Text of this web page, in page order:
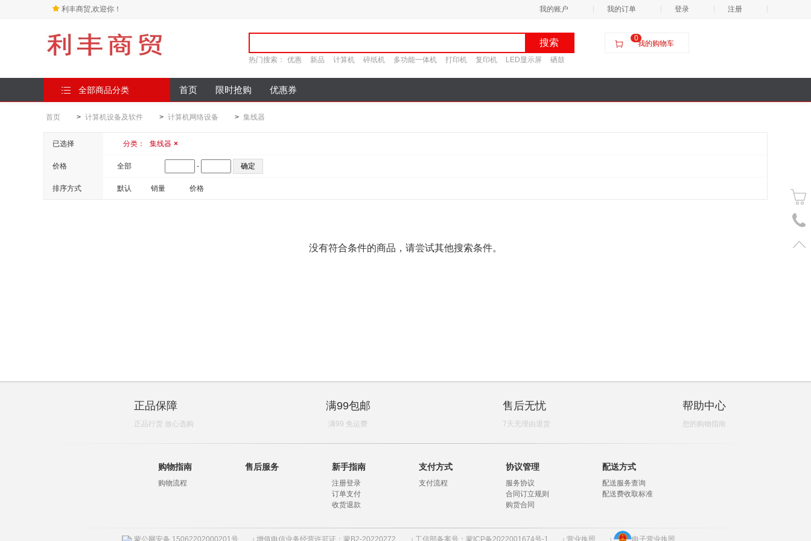
利丰商贸,欢迎你！ 我的账户 我的订单 登录 注册
热门搜索： 优惠 新品 计算机 碎纸机 多功能一体机 打印机 复印机 LED显示屏 硒鼓
我的购物车
0
全部商品分类 首页 限时抢购 优惠券
首页 > 计算机设备及软件 > 计算机网络设备 > 集线器
已选择 分类： 集线器 ×
价格 全部 -
排序方式 默认 销量 价格
没有符合条件的商品，请尝试其他搜索条件。
正品保障
正品行货 放心选购
满99包邮
满99 免运费
售后无忧
7天无理由退货
帮助中心
您的购物指南
购物指南
购物流程
售后服务 新手指南
注册登录
订单支付
收货退款
支付方式
支付流程
协议管理
服务协议
合同订立规则
购货合同
配送方式
配送服务查询
配送费收取标准